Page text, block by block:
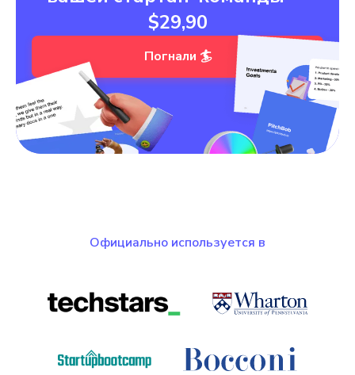
$29,90
Погнали 🏄
Официально используется в